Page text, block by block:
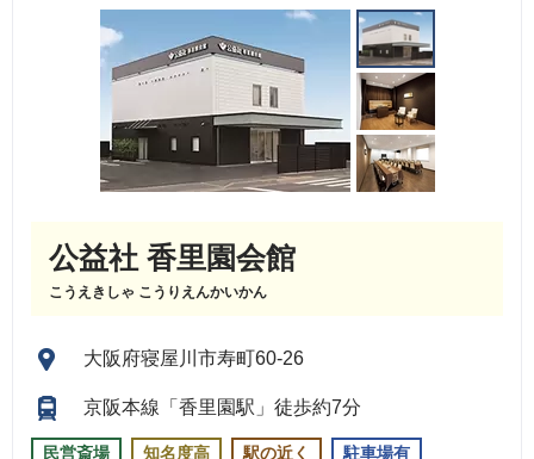
公益社 香里園会館
こうえきしゃ こうりえんかいかん
大阪府寝屋川市寿町60-26
京阪本線「香里園駅」徒歩約7分
民営斎場 知名度高 駅の近く 駐車場有